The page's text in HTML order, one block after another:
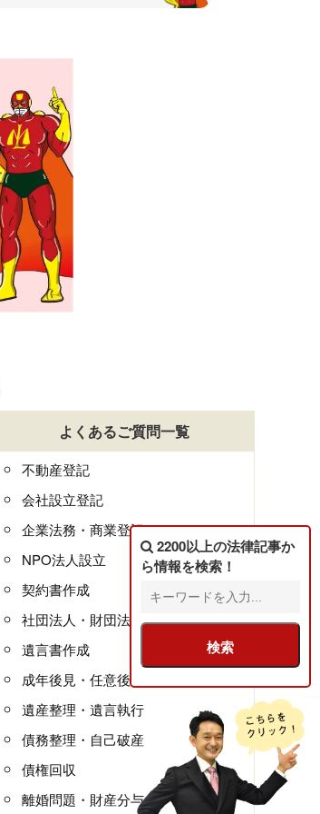
よくあるご質問一覧
不動産登記
会社設立登記
企業法務・商業登記
NPO法人設立
契約書作成
社団法人・財団法人
遺言書作成
成年後見・任意後見
遺産整理・遺言執行
債務整理・自己破産
債権回収
離婚問題・財産分与
2200以上の法律記事か
ら情報を検索！